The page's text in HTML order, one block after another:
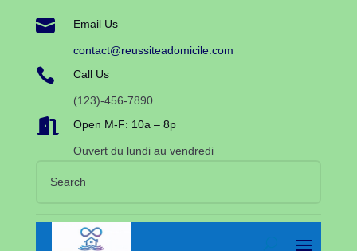
 Email Us
contact@reussiteadomicile.com
 Call Us
(123)-456-7890
 Open M-F: 10a – 8p
Ouvert du lundi au vendredi